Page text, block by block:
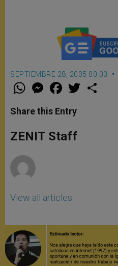
SEPTIEMBRE 28, 2005 00:00
W
t
s
p
p
M
e
s
e
g
e
F
a
e
b
o
k
w
Share this Entry
ZENIT Staff
View all articles